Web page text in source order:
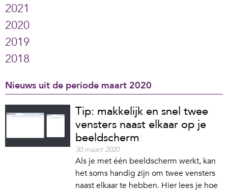
2021
2020
2019
2018
Nieuws uit de periode maart 2020
Tip: makkelijk en snel twee
vensters naast elkaar op je
beeldscherm
30 maart 2020
Als je met één beeldscherm werkt, kan
het soms handig zijn om twee vensters
naast elkaar te hebben. Hier lees je hoe